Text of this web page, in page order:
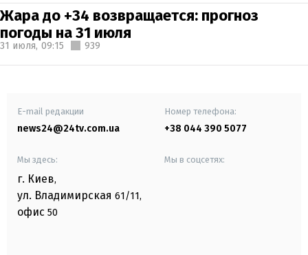
Жара до +34 возвращается: прогноз
погоды на 31 июля
31 июля, 09:15 939
E-mail редакции
news24@24tv.com.ua
Номер телефона:
+38 044 390 5077
Мы здесь:
г. Киев,
ул. Владимирская 61/11,
офис 50
Мы в соцсетях: